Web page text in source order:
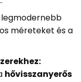
méreteket és a
hővisszanyerős